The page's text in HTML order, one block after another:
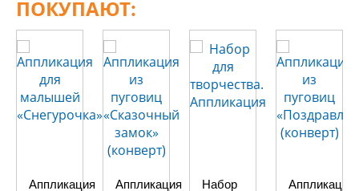
ПОКУПАЮТ:
Аппликация
Аппликация
Набор
Аппликация